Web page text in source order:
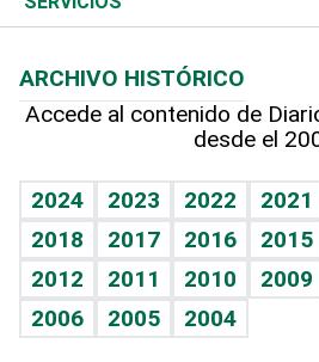
Hablando con el pediatra
Vida y familia
Eñe
Celebrando la vida
Sin complejos
TBT Deportivo
Más firmas
Hecho en casa
Guía del dinero
Cumpleaños
Horóscopos
Crucigramas
ARCHIVO HISTÓRICO
Accede al contenido de
desde el
2024 2023 2022 2021
2018
2017 2016 2015
2012
2011 2010 2009
2006
2005 2004